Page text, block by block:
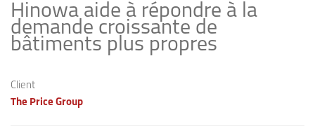
Hinowa aide à répondre à la
demande croissante de
bâtiments plus propres
Client
The Price Group